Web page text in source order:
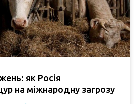
як Росія
на міжнародну загрозу